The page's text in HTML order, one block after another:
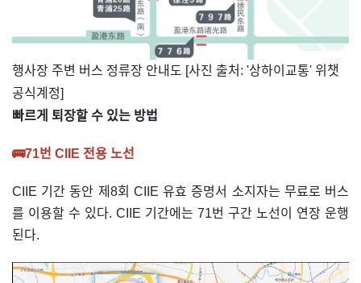
​행사장 주변 버스 정류장 안내도 [사진 출처: '상하이교통' 위챗
공식계정]
빠르게 퇴장할 수 있는 방법
🚌71번 CIIE 전용 노선
CIIE 기간 동안 제8회 CIIE 유효 증명서 소지자는 무료로 버스
를 이용할 수 있다. CIIE 기간에는 71번 구간 노선이 연장 운행
된다.